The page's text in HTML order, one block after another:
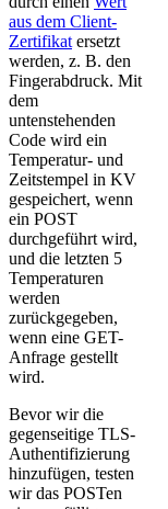
aus dem Client-
Zertifikat ersetzt
werden, z. B. den
Fingerabdruck. Mit
dem
untenstehenden
Code wird ein
Temperatur- und
Zeitstempel in KV
gespeichert, wenn
ein POST
durchgeführt wird,
und die letzten 5
Temperaturen
werden
zurückgegeben,
wenn eine GET-
Anfrage gestellt
wird.
Bevor wir die
gegenseitige TLS-
Authentifizierung
hinzufügen, testen
wir das POSTen